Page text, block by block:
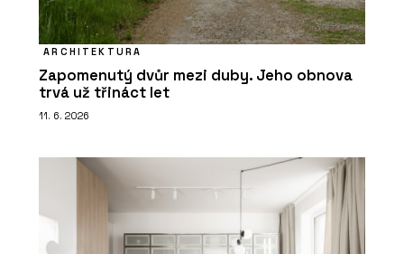
ARCHITEKTURA
Zapomenutý dvůr mezi duby. Jeho obnova
trvá už třináct let
11. 6. 2026